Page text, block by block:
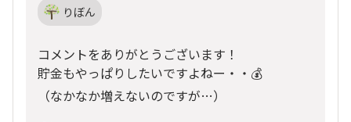
りぼん
コメントをありがとうございます！
貯金もやっぱりしたいですよねー・・💰
（なかなか増えないのですが…）